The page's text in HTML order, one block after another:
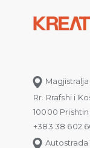
Magjistralja
Rr. Rrafshi i
10000
+383 38 602
Autostrada